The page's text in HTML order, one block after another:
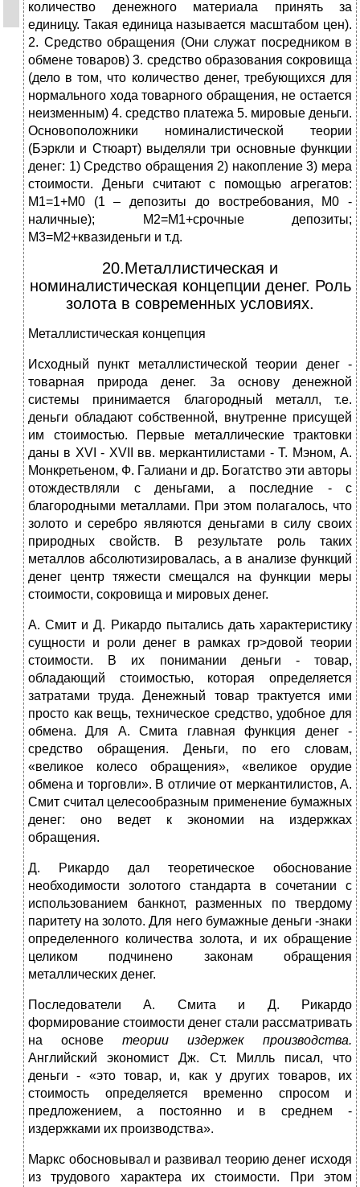
количество денежного материала принять за
единицу. Такая единица называется масштабом цен).
2. Средство обращения (Они служат посредником в
обмене товаров) 3. средство образования сокровища
(дело в том, что количество денег, требующихся для
нормального хода товарного обращения, не остается
неизменным) 4. средство платежа 5. мировые деньги.
Основоположники номиналистической теории
(Бэркли и Стюарт) выделяли три основные функции
денег: 1) Средство обращения 2) накопление 3) мера
стоимости. Деньги считают с помощью агрегатов:
М1=1+М0 (1 – депозиты до востребования, М0 -
наличные); М2=М1+срочные депозиты;
М3=М2+квазиденьги и т.д.
20.Металлистическая и
номиналистическая концепции денег. Роль
золота в современных условиях.
Металлистическая концепция
Исходный пункт металлистической теории денег -
товарная природа денег. За основу денежной
системы принимается благородный металл, т.е.
деньги обладают собственной, внутренне присущей
им стоимостью. Первые металлические трактовки
даны в XVI - XVII вв. меркантилистами - Т. Мэном, А.
Монкретьеном, Ф. Галиани и др. Богатство эти авторы
отождествляли с деньгами, а последние - с
благородными металлами. При этом полагалось, что
золото и серебро являются деньгами в силу своих
природных свойств. В результате роль таких
металлов абсолютизировалась, а в анализе функций
денег центр тяжести смещался на функции меры
стоимости, сокровища и мировых денег.
А. Смит и Д. Рикардо пытались дать характеристику
сущности и роли денег в рамках гр>довой теории
стоимости. В их понимании деньги - товар,
обладающий стоимостью, которая определяется
затратами труда. Денежный товар трактуется ими
просто как вещь, техническое средство, удобное для
обмена. Для А. Смита главная функция денег -
средство обращения. Деньги, по его словам,
«великое колесо обращения», «великое орудие
обмена и торговли». В отличие от меркантилистов, А.
Смит считал целесообразным применение бумажных
денег: оно ведет к экономии на издержках
обращения.
Д. Рикардо дал теоретическое обоснование
необходимости золотого стандарта в сочетании с
использованием банкнот, разменных по твердому
паритету на золото. Для него бумажные деньги -знаки
определенного количества золота, и их обращение
целиком подчинено законам обращения
металлических денег.
Последователи А. Смита и Д. Рикардо
формирование стоимости денег стали рассматривать
на основе теории издержек производства.
Английский экономист Дж. Ст. Милль писал, что
деньги - «это товар, и, как у других товаров, их
стоимость определяется временно спросом и
предложением, а постоянно и в среднем -
издержками их производства».
Маркс обосновывал и развивал теорию денег исходя
из трудового характера их стоимости. При этом